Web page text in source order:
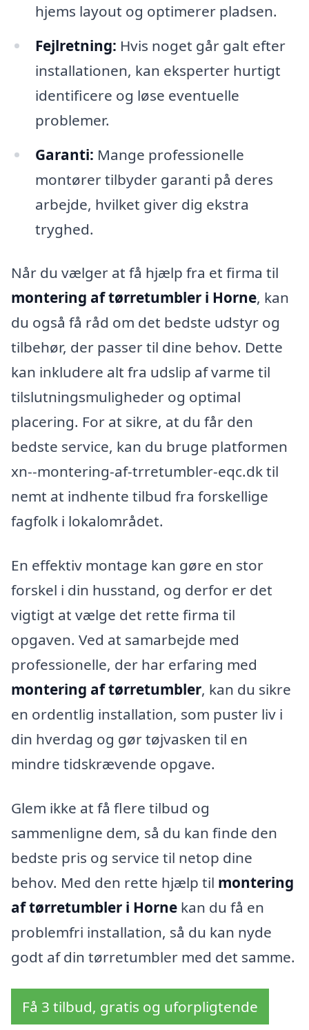
hjems layout og optimerer pladsen.
Fejlretning: Hvis noget går galt efter
installationen, kan eksperter hurtigt
identificere og løse eventuelle
problemer.
Garanti: Mange professionelle
montører tilbyder garanti på deres
arbejde, hvilket giver dig ekstra
tryghed.
Når du vælger at få hjælp fra et firma til
montering af tørretumbler i Horne, kan
du også få råd om det bedste udstyr og
tilbehør, der passer til dine behov. Dette
kan inkludere alt fra udslip af varme til
tilslutningsmuligheder og optimal
placering. For at sikre, at du får den
bedste service, kan du bruge platformen
xn--montering-af-trretumbler-eqc.dk til
nemt at indhente tilbud fra forskellige
fagfolk i lokalområdet.
En effektiv montage kan gøre en stor
forskel i din husstand, og derfor er det
vigtigt at vælge det rette firma til
opgaven. Ved at samarbejde med
professionelle, der har erfaring med
montering af tørretumbler, kan du sikre
en ordentlig installation, som puster liv i
din hverdag og gør tøjvasken til en
mindre tidskrævende opgave.
Glem ikke at få flere tilbud og
sammenligne dem, så du kan finde den
bedste pris og service til netop dine
behov. Med den rette hjælp til montering
af tørretumbler i Horne kan du få en
problemfri installation, så du kan nyde
godt af din tørretumbler med det samme.
Få 3 tilbud, gratis og uforpligtende